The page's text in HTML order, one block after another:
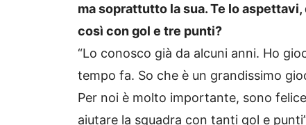
ma soprattutto la sua. Te lo
così con gol e tre punti?
“Lo conosco già da alcuni anni. Ho
tempo fa. So che è un grandissimo
Per noi è molto importante, sono
aiutare la squadra con tanti gol e